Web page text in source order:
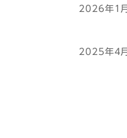
2026年1
2025年4